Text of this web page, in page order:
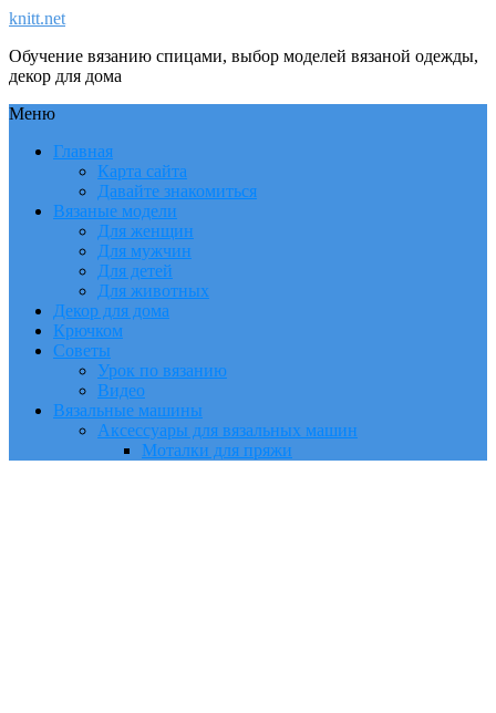
knitt.net
Обучение вязанию спицами, выбор моделей вязаной одежды,
декор для дома
Меню
Главная
Карта сайта
Давайте знакомиться
Вязаные модели
Для женщин
Для мужчин
Для детей
Для животных
Декор для дома
Крючком
Советы
Урок по вязанию
Видео
Вязальные машины
Аксессуары для вязальных машин
Моталки для пряжи